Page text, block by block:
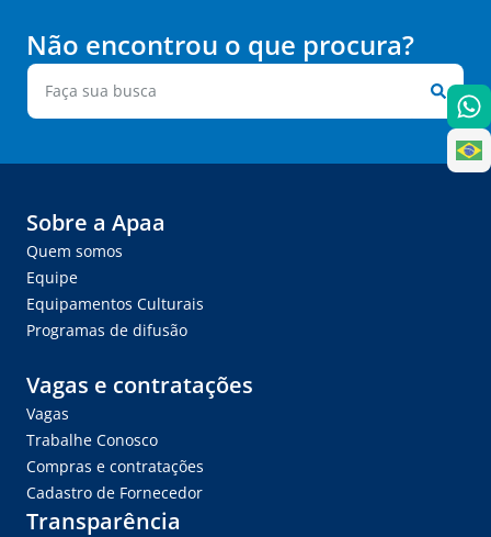
Não encontrou o que procura?
Sobre a Apaa
Quem somos
Equipe
Equipamentos Culturais
Programas de difusão
Vagas e contratações
Vagas
Trabalhe Conosco
Compras e contratações
Cadastro de Fornecedor
Transparência